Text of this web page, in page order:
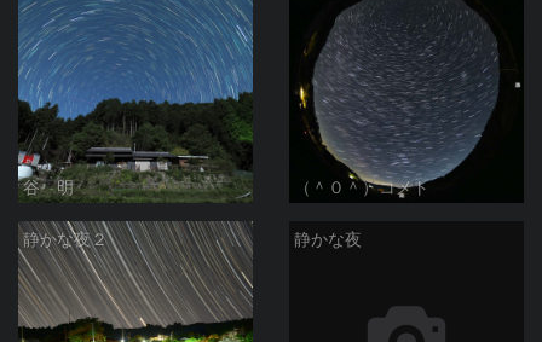
谷 明 （＾０＾）コメト
静かな夜２ 静かな夜